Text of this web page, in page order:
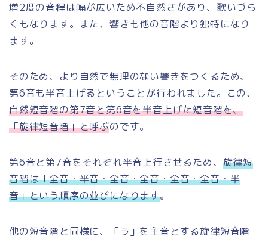
増2度の音程は幅が広いため不自然さがあり、歌いづら
くもなります。また、響きも他の音階より独特になり
ます。
そのため、より自然で無理のない響きをつくるため、
第6音も半音上げるということが行われました。この、
自然短音階の第7音と第6音を半音上げた短音階を、
「旋律短音階」と呼ぶのです。
第6音と第7音をそれぞれ半音上行させるため、 旋律短
音階は「全音・半音・全音・全音・全音・全音・半
音」という順序の並びになります。
他の短音階と同様に、「ラ」を主音とする旋律短音階